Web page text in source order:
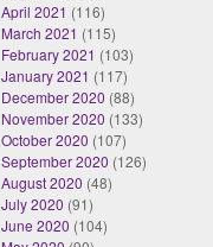
April 2021 (116)
March 2021 (115)
February 2021 (103)
January 2021 (117)
December 2020 (88)
November 2020 (133)
October 2020 (107)
September 2020 (126)
August 2020 (48)
July 2020 (91)
June 2020 (104)